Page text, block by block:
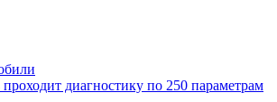
диагностику по 250 параметрам